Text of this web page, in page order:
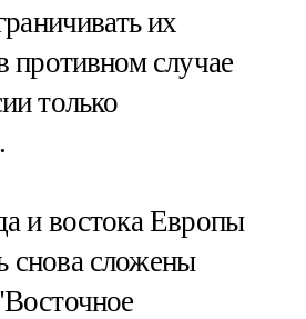
их
противном случае
только
и востока Европы
снова сложены